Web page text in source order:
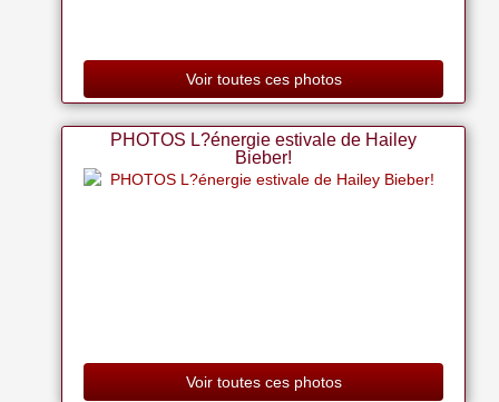
Voir toutes ces photos
PHOTOS L?énergie estivale de Hailey
Bieber!
Voir toutes ces photos